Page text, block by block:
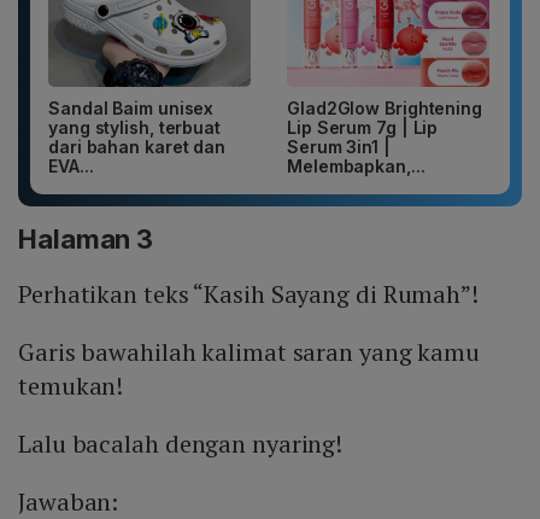
Sandal Baim unisex
yang stylish, terbuat
dari bahan karet dan
EVA...
Glad2Glow Brightening
Lip Serum 7g | Lip
Serum 3in1 |
Melembapkan,...
Halaman 3
Perhatikan teks “Kasih Sayang di Rumah”!
Garis bawahilah kalimat saran yang kamu
temukan!
Lalu bacalah dengan nyaring!
Jawaban: